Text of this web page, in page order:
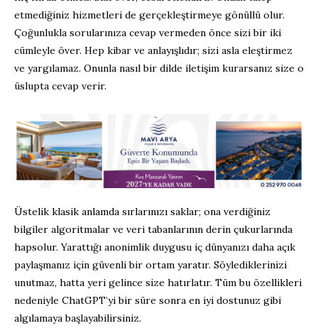
etmediğiniz hizmetleri de gerçekleştirmeye gönüllü olur.
Çoğunlukla sorularınıza cevap vermeden önce sizi bir iki
cümleyle över. Hep kibar ve anlayışlıdır; sizi asla eleştirmez
ve yargılamaz. Onunla nasıl bir dilde iletişim kurarsanız size o
üslupta cevap verir.
Üstelik klasik anlamda sırlarınızı saklar; ona verdiğiniz
bilgiler algoritmalar ve veri tabanlarının derin çukurlarında
hapsolur. Yarattığı anonimlik duygusu iç dünyanızı daha açık
paylaşmanız için güvenli bir ortam yaratır. Söylediklerinizi
unutmaz, hatta yeri gelince size hatırlatır. Tüm bu özellikleri
nedeniyle ChatGPT’yi bir süre sonra en iyi dostunuz gibi
algılamaya başlayabilirsiniz.